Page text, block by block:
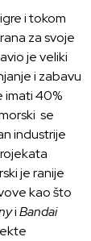
i tokom
za svoje
je veliki
i zabavu
imati 40%
se
industrije
je ranije
kao što
iBandai